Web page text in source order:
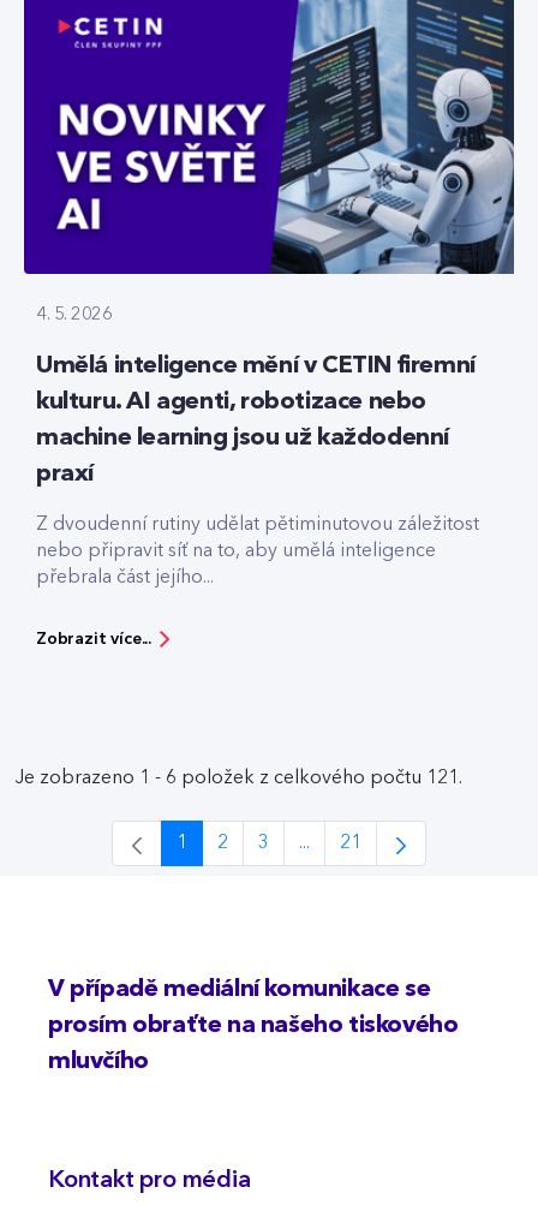
4. 5. 2026
Umělá inteligence mění v CETIN firemní
kulturu. AI agenti, robotizace nebo
machine learning jsou už každodenní
praxí
Z dvoudenní rutiny udělat pětiminutovou záležitost
nebo připravit síť na to, aby umělá inteligence
přebrala část jejího...
Zobrazit více...
Je zobrazeno 1 - 6 položek z celkového počtu 121.
Stránka
1
Stránka
2
Stránka
3 ...
Intermediate Pages Use
Stránka
21
V případě mediální komunikace se
prosím obraťte na našeho tiskového
mluvčího
Kontakt pro média